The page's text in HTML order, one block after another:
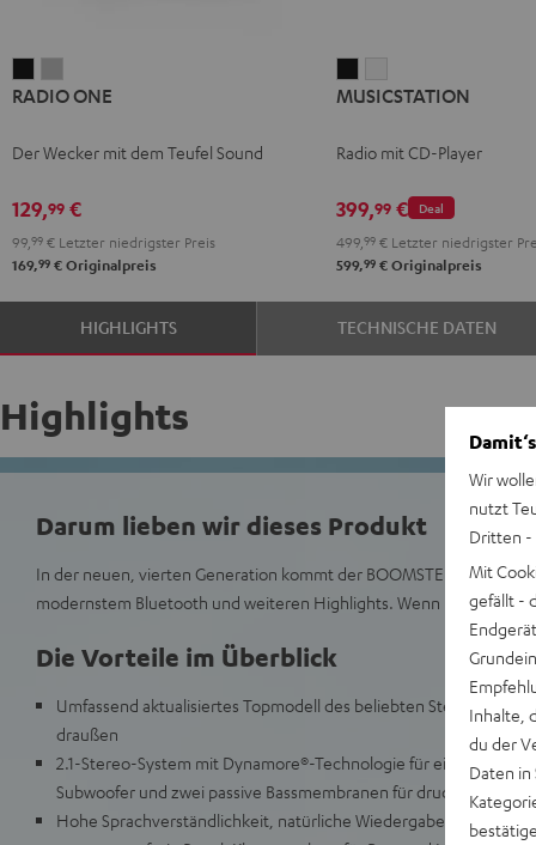
ONEONE
Gray
RADIO ONE
Der Wecker mit dem Teufel Sound
129,99 €
99, 99 € Letzter niedrigster Preis
169,99 € Originalpreis
Schwarz
Weiß
MUSICSTATION
Radio mit CD-Player
Deal
399,99€
499, 99€Letzter niedrigster
599,99€Originalpreis
HIGHLIGHTS TECHNISCHE DATEN
Highlights
Darum lieben wir dieses Produkt
In der neuen, vierten Generation kommt der BOOMSTER mit noch
modernstem Bluetooth und weiteren Highlights. Wenn Radio, dann
Die Vorteile im Überblick
Umfassend aktualisiertes Topmodell des beliebten Stereo-
draußen
2.1-Stereo-System mit Dynamore®-Technologie für eine breite
Subwoofer und zwei passive Bassmembranen für druckvollen HiFi-
Hohe Sprachverständlichkeit, natürliche Wiedergabe von
Wir
nutzt
Dritten -
Mit
gefällt -
Inhalte,
du der
Daten in